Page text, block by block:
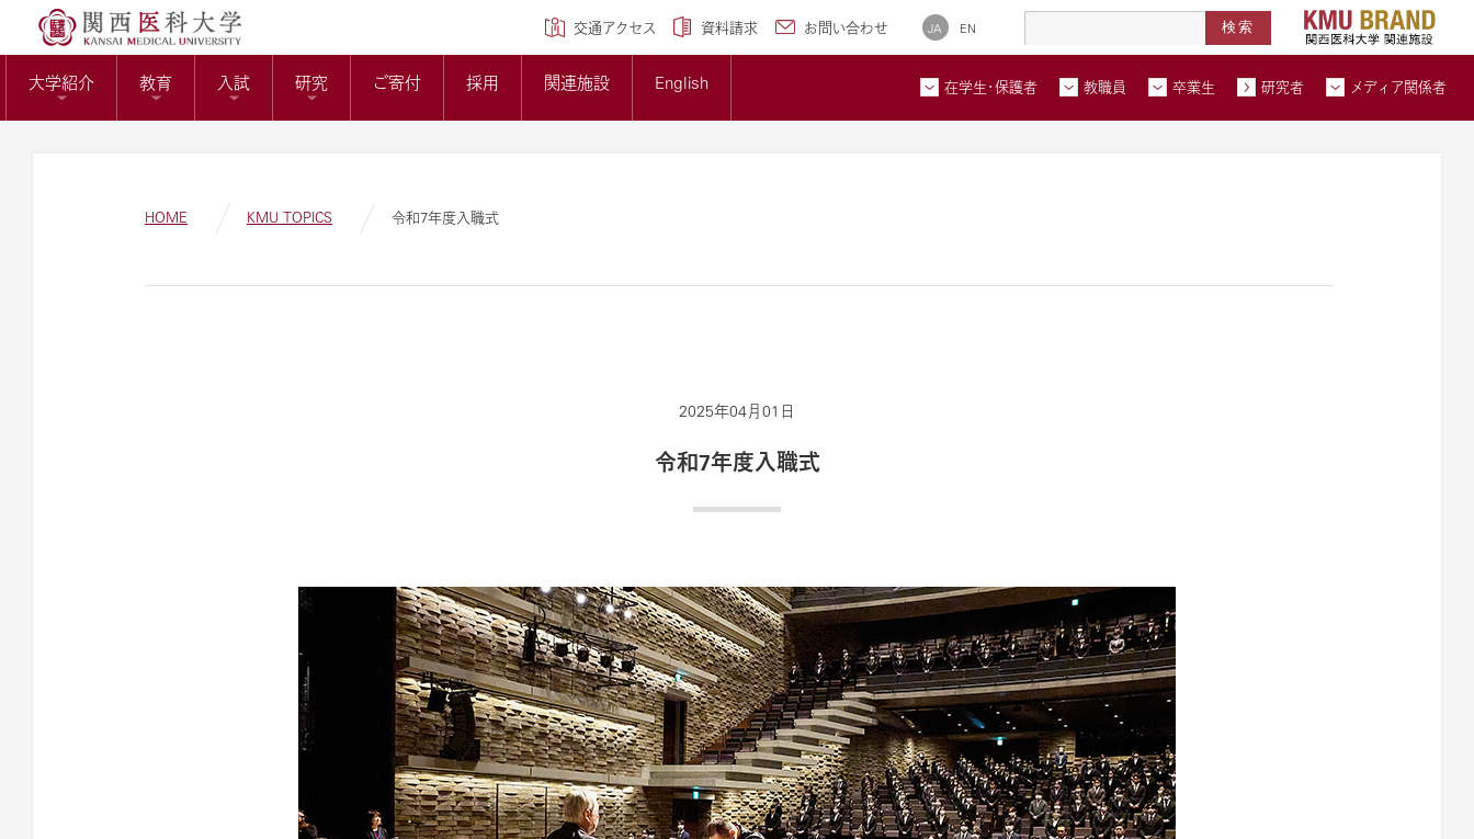
交通アクセス 資料請求 お問い合わせ JA EN
大学紹介 教育 入試 研究 ご寄付 採用 関連施設 English 在学生・保護者 教職員 卒業生 研究者 メディア関係者
役員報酬の支給基準について
ガバナンスコード
広報誌
大学概要
北河内メディカルネットワーク
教育センター
KMUバイオバンクセンター 高度医療人材養成拠点形成事業
在学生・保護者トップページへ
教職員トップページへ
卒業生トップページへ
HOME KMU TOPICS 令和7年度入職式
2025年04月01日
令和7年度入職式